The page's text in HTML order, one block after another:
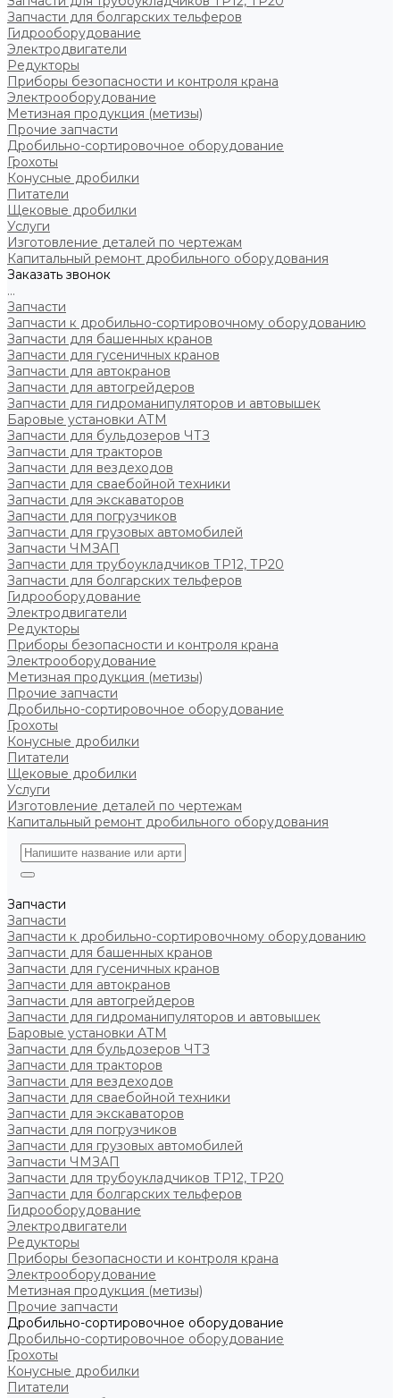
Запчасти для болгарских тельферов
Гидрооборудование
Электродвигатели
Редукторы
Приборы безопасности и контроля крана
Электрооборудование
Метизная продукция (метизы)
Прочие запчасти
Дробильно-сортировочное оборудование
Грохоты
Конусные дробилки
Питатели
Щековые дробилки
Услуги
Изготовление деталей по чертежам
Капитальный ремонт дробильного оборудования
Заказать звонок
...
Запчасти
Запчасти к дробильно-сортировочному оборудованию
Запчасти для башенных кранов
Запчасти для гусеничных кранов
Запчасти для автокранов
Запчасти для автогрейдеров
Запчасти для гидроманипуляторов и автовышек
Баровые установки АТМ
Запчасти для бульдозеров ЧТЗ
Запчасти для тракторов
Запчасти для вездеходов
Запчасти для сваебойной техники
Запчасти для экскаваторов
Запчасти для погрузчиков
Запчасти для грузовых автомобилей
Запчасти ЧМЗАП
Запчасти для трубоукладчиков ТР12, ТР20
Запчасти для болгарских тельферов
Гидрооборудование
Электродвигатели
Редукторы
Приборы безопасности и контроля крана
Электрооборудование
Метизная продукция (метизы)
Прочие запчасти
Дробильно-сортировочное оборудование
Грохоты
Конусные дробилки
Питатели
Щековые дробилки
Услуги
Изготовление деталей по чертежам
Капитальный ремонт дробильного оборудования
Запчасти
Запчасти
Запчасти к дробильно-сортировочному оборудованию
Запчасти для башенных кранов
Запчасти для гусеничных кранов
Запчасти для автокранов
Запчасти для автогрейдеров
Запчасти для гидроманипуляторов и автовышек
Баровые установки АТМ
Запчасти для бульдозеров ЧТЗ
Запчасти для тракторов
Запчасти для вездеходов
Запчасти для сваебойной техники
Запчасти для экскаваторов
Запчасти для погрузчиков
Запчасти для грузовых автомобилей
Запчасти ЧМЗАП
Запчасти для трубоукладчиков ТР12, ТР20
Запчасти для болгарских тельферов
Гидрооборудование
Электродвигатели
Редукторы
Приборы безопасности и контроля крана
Электрооборудование
Метизная продукция (метизы)
Прочие запчасти
Дробильно-сортировочное оборудование
Дробильно-сортировочное оборудование
Грохоты
Конусные дробилки
Питатели